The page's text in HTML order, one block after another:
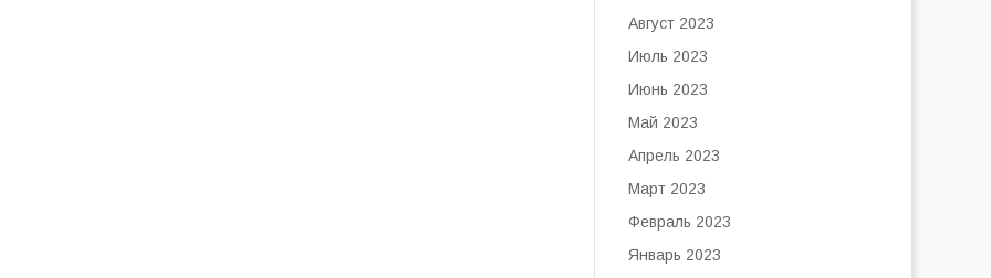
Август 2023
Июль 2023
Июнь 2023
Май 2023
Апрель 2023
Март 2023
Февраль 2023
Январь 2023